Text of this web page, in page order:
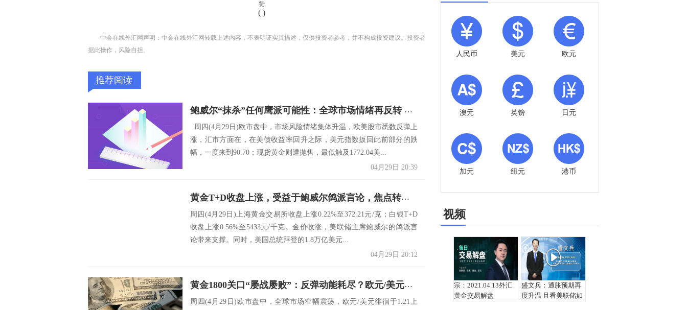
赞
( )
中金在线外汇网声明：中金在线外汇网转载上述内容，不表明证实其描述，仅供投资者参考，并不构成投资建议。投资者
据此操作，风险自担。
推荐阅读
鲍威尔“抹杀”任何鹰派可能性：全球市场情绪再反转 这份报告很可能引发大行情
周四(4月29日)欧市盘中，市场风险情绪集体升温，欧美股市悉数反弹上
涨，汇市方面在，在美债收益率回升之际，美元指数扳回此前部分的跌
幅，一度来到90.70；现货黄金则遭抛售，最低触及1772.04美...
04月29日 20:39
黄金T+D收盘上涨，受益于鲍威尔鸽派言论，焦点转向稍后美一季度GDP
周四(4月29日)上海黄金交易所收盘上涨0.22%至372.21元/克；白银T+D
收盘上涨0.56%至5433元/千克。金价收涨，美联储主席鲍威尔的鸽派言
论带来支撑。同时，美国总统拜登的1.8万亿美元...
04月29日 20:12
黄金1800关口“屡战屡败”：反弹动能耗尽？欧元/美元、英镑/美元、美元/日元、美元指数、现货黄金技术走势前瞻
周四(4月29日)欧市盘中，全球市场窄幅震荡，欧元/美元徘徊于1.21上
人民币 美元 欧元
澳元 英镑 日元
加元 纽元 港币
视频
宗：2021.04.13外汇
黄金交易解盘
盛文兵：通胀预期再
度升温 且看美联储如